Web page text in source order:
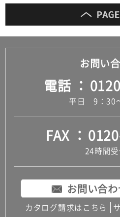
お問い
電話
平日 9：30
FAX
24時間
お問い合
カタログ請求はこちら